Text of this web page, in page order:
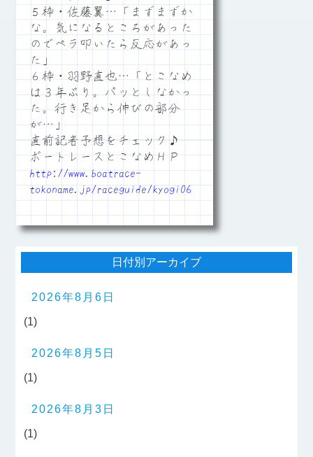
５枠・佐藤翼…「まずまずか
な。気になるところがあった
のでペラ叩いたら反応があっ
た」
６枠・羽野直也…「とこなめ
は３年ぶり。パッとしなかっ
た。行き足から伸びの部分
が…」
直前記者予想をチェック♪
ボートレースとこなめＨＰ
http://www.boatrace-
tokoname.jp/raceguide/kyogi06
日付別アーカイブ
2026年8月6日
(1)
2026年8月5日
(1)
2026年8月3日
(1)